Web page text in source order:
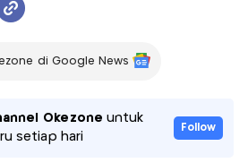
di Google News
Okezone untuk
setiap hari
Follow